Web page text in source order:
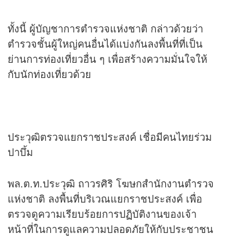
ทั้งนี้ ผู้บัญชาการตำรวจแห่งชาติ กล่าวด้วยว่า
ตำรวจชั้นผู้ใหญ่คนอื่นได้แบ่งกันลงพื้นที่ที่เป็น
ย่านการท่องเที่ยวอื่น ๆ เพื่อสร้างความมั่นใจให้
กับนักท่องเที่ยวด้วย
ประวุฒิตรวจแยกราชประสงค์ เชื่อมีคนไทยร่วม
ปาบึ้ม
พล.ต.ท.ประวุฒิ ถาวรศิริ โฆษกสำนักงานตำรวจ
แห่งชาติ ลงพื้นที่บริเวณแยกราชประสงค์ เพื่อ
ตรวจดูความเรียบร้อยการปฏิบัติงานของเจ้า
หน้าที่ในการดูแลความปลอดภัยให้กับประชาชน